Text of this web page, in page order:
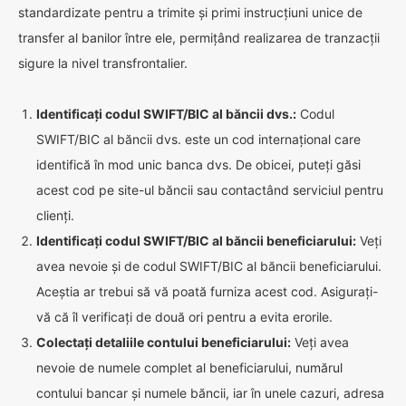
standardizate pentru a trimite și primi instrucțiuni unice de
transfer al banilor între ele, permițând realizarea de tranzacții
sigure la nivel transfrontalier.
Identificați codul SWIFT/BIC al băncii dvs.: Codul
SWIFT/BIC al băncii dvs. este un cod internațional care
identifică în mod unic banca dvs. De obicei, puteți găsi
acest cod pe site-ul băncii sau contactând serviciul pentru
clienți.
Identificați codul SWIFT/BIC al băncii beneficiarului: Veți
avea nevoie și de codul SWIFT/BIC al băncii beneficiarului.
Aceștia ar trebui să vă poată furniza acest cod. Asigurați-
vă că îl verificați de două ori pentru a evita erorile.
Colectați detaliile contului beneficiarului: Veți avea
nevoie de numele complet al beneficiarului, numărul
contului bancar și numele băncii, iar în unele cazuri, adresa